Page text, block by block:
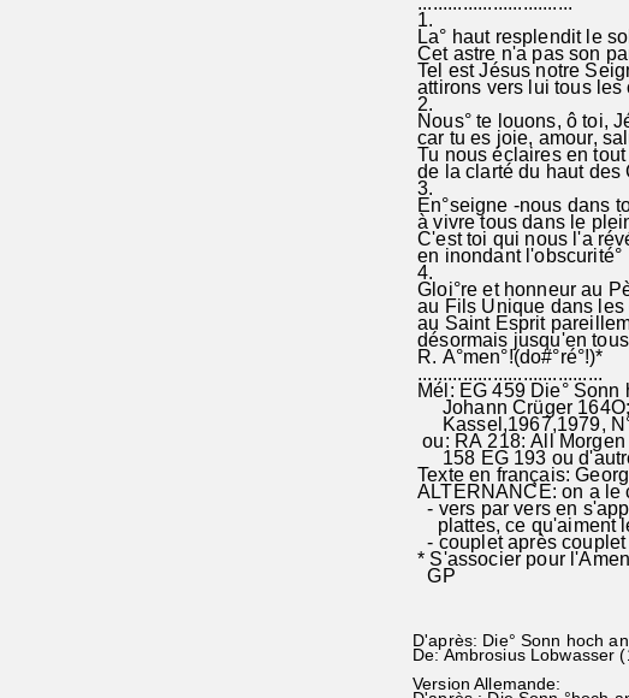
1.
La° haut resplendit le
Cet astre n'a pas son
Tel est Jésus notre
attirons vers lui tous les
2.
Nous° te louons, ô toi,
car tu es joie, amour,
Tu nous éclaires en tout
de la clarté du haut des
3.
En°seigne -nous dans
à vivre tous dans le
C'est toi qui nous l'a
en inondant l'obscurité°
4.
Gloi°re et honneur au
au Fils Unique dans les
au Saint Esprit
désormais jusqu'en
R. A°men°!(do#°ré°!)*
.....................................
Mél: EG 459 Die° Sonn
Johann Crüger
Kassel,1967,1979,
ou: RA 218: All
158 EG 193 ou
Texte en français:
ALTERNANCE: on a le
- vers par vers en
plattes, ce qu'aiment
- couplet après
* S'associer pour
GP
D'après: Die° Sonn hoch
De: Ambrosius Lobwasser
Version Allemande: